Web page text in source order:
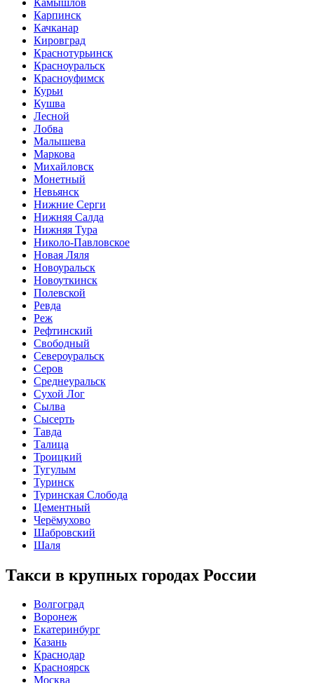
Карпинск
Качканар
Кировград
Краснотурьинск
Красноуральск
Красноуфимск
Курьи
Кушва
Лесной
Лобва
Малышева
Маркова
Михайловск
Монетный
Невьянск
Нижние Серги
Нижняя Салда
Нижняя Тура
Николо-Павловское
Новая Ляля
Новоуральск
Новоуткинск
Полевской
Ревда
Реж
Рефтинский
Свободный
Североуральск
Серов
Среднеуральск
Сухой Лог
Сылва
Сысерть
Тавда
Талица
Троицкий
Тугулым
Туринск
Туринская Слобода
Цементный
Черёмухово
Шабровский
Шаля
Такси в крупных городах России
Волгоград
Воронеж
Екатеринбург
Казань
Краснодар
Красноярск
Москва